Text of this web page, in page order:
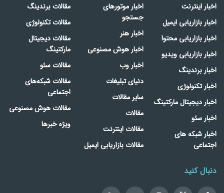
اخبار اینترنت
اخبار بازاریابی ایمیل
اخبار بازاریابی محتوا
اخبار بازاریابی ویدیو
اخبار برندینگ
اخبار تکنولوژی
اخبار دیجیتال مارکتینگ
اخبار سئو
اخبار شبکه های
اجتماعی
اخبار موتورهای
جستجو
اخبار هنر
اخبار هوش مصنوعی
اخبار وب
دنیای تبلیغات
سایر مقالات
مقالات
مقالات اینترنت
مقالات بازاریابی ایمیل
مقالات برندینگ
مقالات تکنولوژی
مقالات دیجیتال
مارکتینگ
مقالات سئو
مقالات شبکه‌های
اجتماعی
مقالات هوش مصنوعی
ویژه خبرها
دنبال کنید